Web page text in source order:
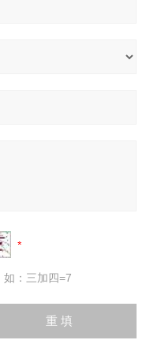
如：三加四=7